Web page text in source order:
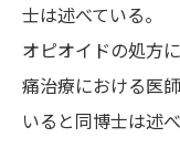
士は述べている。
オピオイドの処方
痛治療における医
いると同博士は述べ